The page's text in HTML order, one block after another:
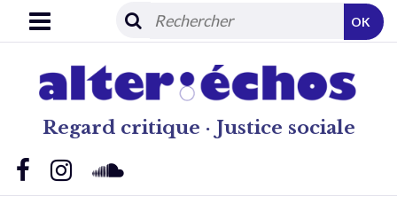
Regard critique · Justice sociale
OK